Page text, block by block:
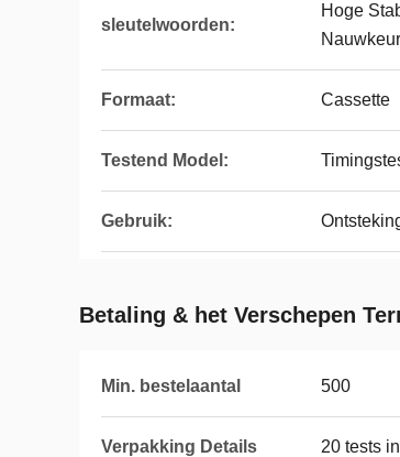
sleutelwoorden:
Hoge
Formaat: Cassette
Testend Model:
Gebruik:
Betaling & het Verschepen
Min. bestelaantal 500
Verpakking Details 20 tests